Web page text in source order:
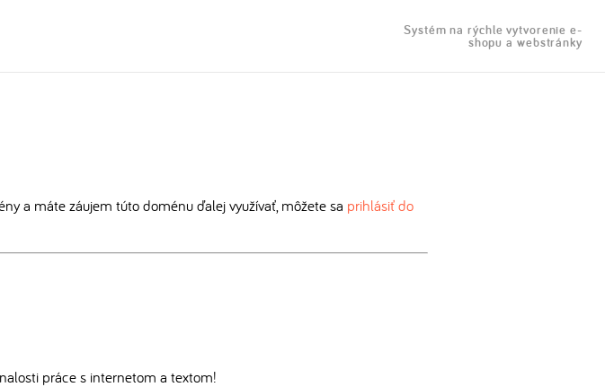
Systém na rýchle vytvorenie e-
shopu a webstránky
a máte záujem túto doménu ďalej využívať, môžete sa prihlásiť do
práce s internetom a textom!